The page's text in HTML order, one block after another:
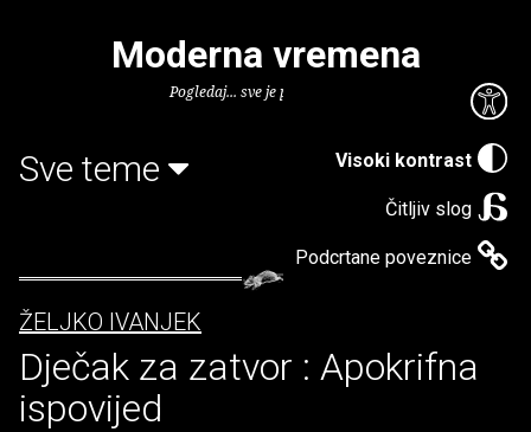
Visoki kontrast
Čitljiv slog
Podcrtane poveznice
Moderna vremena
Pogledaj... sve je puno knjiga.
Sve teme
ŽELJKO IVANJEK
Dječak za zatvor : Apokrifna
ispovijed